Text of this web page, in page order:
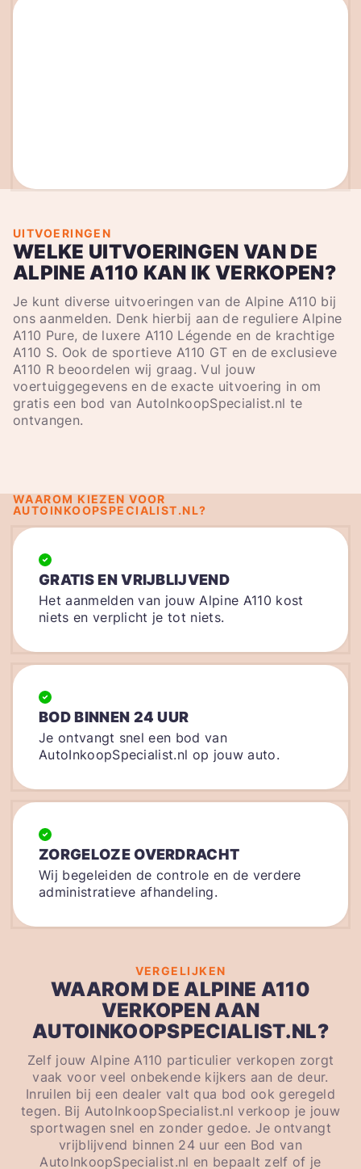
UITVOERINGEN
WELKE UITVOERINGEN VAN DE
ALPINE A110 KAN IK VERKOPEN?
Je kunt diverse uitvoeringen van de Alpine A110 bij
ons aanmelden. Denk hierbij aan de reguliere Alpine
A110 Pure, de luxere A110 Légende en de krachtige
A110 S. Ook de sportieve A110 GT en de exclusieve
A110 R beoordelen wij graag. Vul jouw
voertuiggegevens en de exacte uitvoering in om
gratis een bod van AutoInkoopSpecialist.nl te
ontvangen.
WAAROM KIEZEN VOOR
AUTOINKOOPSPECIALIST.NL?
GRATIS EN VRIJBLIJVEND
Het aanmelden van jouw Alpine A110 kost
niets en verplicht je tot niets.
BOD BINNEN 24 UUR
Je ontvangt snel een bod van
AutoInkoopSpecialist.nl op jouw auto.
ZORGELOZE OVERDRACHT
Wij begeleiden de controle en de verdere
administratieve afhandeling.
VERGELIJKEN
WAAROM DE ALPINE A110
VERKOPEN AAN
AUTOINKOOPSPECIALIST.NL?
Zelf jouw Alpine A110 particulier verkopen zorgt
vaak voor veel onbekende kijkers aan de deur.
Inruilen bij een dealer valt qua bod ook geregeld
tegen. Bij AutoInkoopSpecialist.nl verkoop je jouw
sportwagen snel en zonder gedoe. Je ontvangt
vrijblijvend binnen 24 uur een Bod van
AutoInkoopSpecialist.nl en bepaalt zelf of je